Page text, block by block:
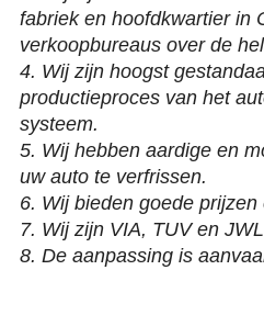
fabriek en hoofdkwartier in
verkoopbureaus over de
4. Wij zijn hoogst
productieproces van het
systeem.
5. Wij hebben aardige en
uw auto te verfrissen.
6. Wij bieden goede
7. Wij zijn VIA, TUV en
8. De aanpassing is